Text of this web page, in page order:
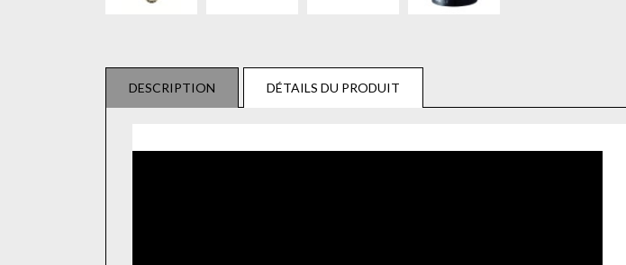
DESCRIPTION DÉTAILS DU PRODUIT